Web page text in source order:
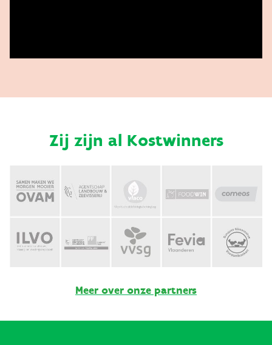
Zij zijn al Kostwinners
Meer over onze partners